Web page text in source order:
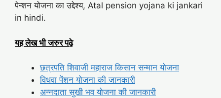
पेन्शन योजना का उद्देश्य, Atal pension yojana ki jankari
in hindi.
यह लेख भी जरुर पढ़े
छत्रपति शिवाजी महाराज किसान सन्मान योजना
विधवा पेंशन योजना की जानकारी
अन्नदाता सुखी भव योजना की जानकारी